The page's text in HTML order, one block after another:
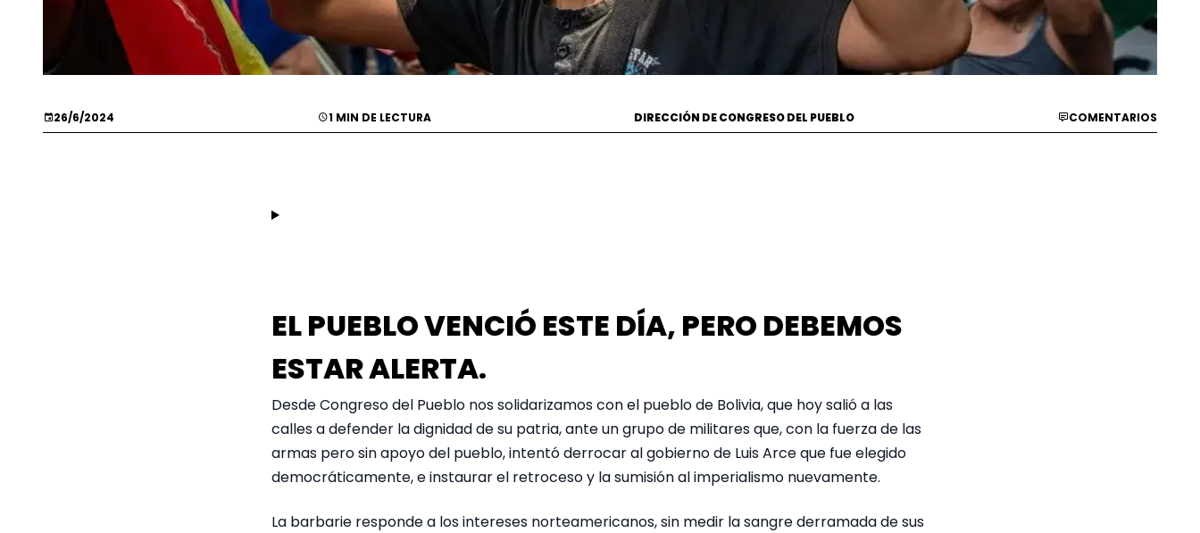
26/6/2024 1 MIN DE LECTURA DIRECCIÓN DE CONGRESO DEL PUEBLO COMENTARIOS
EL PUEBLO VENCIÓ ESTE DÍA, PERO DEBEMOS
ESTAR ALERTA.
Desde Congreso del Pueblo nos solidarizamos con el pueblo de Bolivia, que hoy salió a las
calles a defender la dignidad de su patria, ante un grupo de militares que, con la fuerza de las
armas pero sin apoyo del pueblo, intentó derrocar al gobierno de Luis Arce que fue elegido
democráticamente, e instaurar el retroceso y la sumisión al imperialismo nuevamente.
La barbarie responde a los intereses norteamericanos, sin medir la sangre derramada de sus